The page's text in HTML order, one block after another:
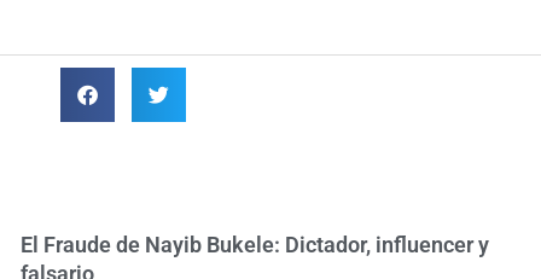
El Fraude de Nayib Bukele: Dictador, influencer y
falsario